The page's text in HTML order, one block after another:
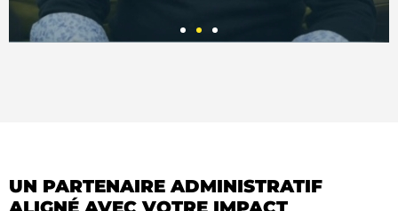
ASSUR&SENS &
CÉLÉRYS CONSEIL​
UN PARTENAIRE ADMINISTRATIF